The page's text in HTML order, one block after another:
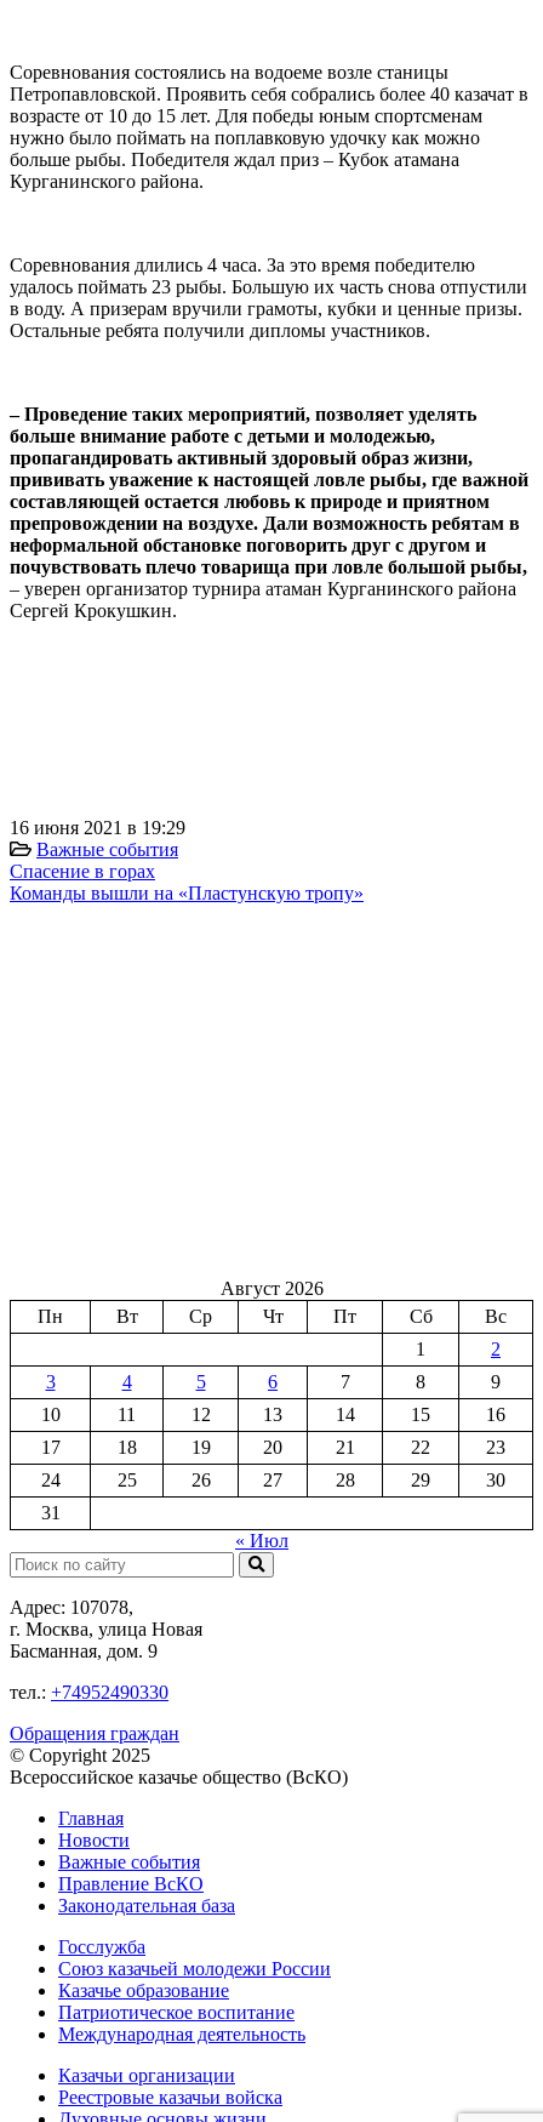
Соревнования состоялись на водоеме возле станицы
Петропавловской. Проявить себя собрались более 40 казачат в
возрасте от 10 до 15 лет. Для победы юным спортсменам
нужно было поймать на поплавковую удочку как можно
больше рыбы. Победителя ждал приз – Кубок атамана
Курганинского района.
Соревнования длились 4 часа. За это время победителю
удалось поймать 23 рыбы. Большую их часть снова отпустили
в воду. А призерам вручили грамоты, кубки и ценные призы.
Остальные ребята получили дипломы участников.
– Проведение таких мероприятий, позволяет уделять
больше внимание работе с детьми и молодежью,
пропагандировать активный здоровый образ жизни,
прививать уважение к настоящей ловле рыбы, где важной
составляющей остается любовь к природе и приятном
препровождении на воздухе. Дали возможность ребятам в
неформальной обстановке поговорить друг с другом и
почувствовать плечо товарища при ловле большой рыбы,
– уверен организатор турнира атаман Курганинского района
Сергей Крокушкин.
16 июня 2021 в 19:29
Важные события
Спасение в горах
Команды вышли на «Пластунскую тропу»
Август 2026
Пн
Вт Ср Чт Пт Сб
Вс
1
2
3
4 5 6 7 8
9
10
11 12 13 14 15
16
17
18 19 20 21 22
23
24
25 26 27 28 29
30
31
« Июл
Поиск:
Адрес: 107078,
г. Москва, улица Новая
Басманная, дом. 9
тел.: +74952490330
Обращения граждан
© Copyright 2025
Всероссийское казачье общество (ВсКО)
Главная
Новости
Важные события
Правление ВсКО
Законодательная база
Госслужба
Союз казачьей молодежи России
Казачье образование
Патриотическое воспитание
Международная деятельность
Казачьи организации
Реестровые казачьи войска